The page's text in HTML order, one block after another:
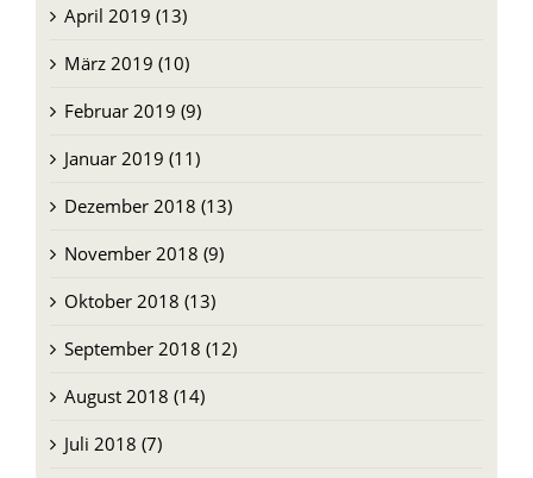
März 2019 (10)
Februar 2019 (9)
Januar 2019 (11)
Dezember 2018 (13)
November 2018 (9)
Oktober 2018 (13)
September 2018 (12)
August 2018 (14)
Juli 2018 (7)
Juni 2018 (10)